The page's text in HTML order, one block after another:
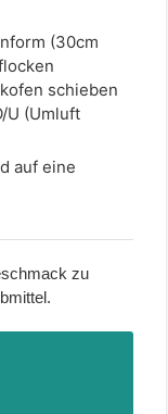
(30cm
schieben
U (Umluft
auf eine
zu